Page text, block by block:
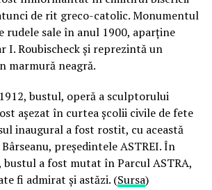
de rit greco-catolic. Monumentul
rudele sale în anul 1900, aparţine
I. Roubischeck şi reprezintă un
marmură neagră.
bustul, operă a sculptorului
aşezat în curtea şcolii civile de fete
inaugural a fost rostit, cu această
preşedintele ASTREI. În
bustul a fost mutat în Parcul ASTRA,
fi admirat şi astăzi. (Sursa)